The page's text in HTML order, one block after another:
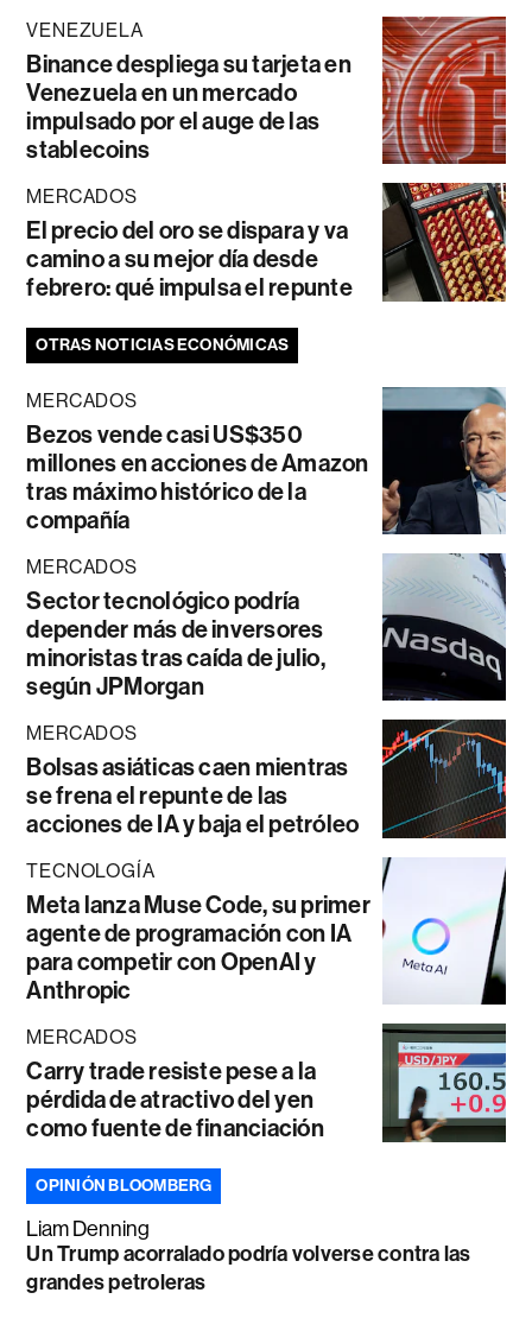
VENEZUELA
Binance despliega su tarjeta en
Venezuela en un mercado
impulsado por el auge de las
stablecoins
MERCADOS
El precio del oro se dispara y va
camino a su mejor día desde
febrero: qué impulsa el repunte
OTRAS NOTICIAS ECONÓMICAS
MERCADOS
Bezos vende casi US$350
millones en acciones de Amazon
tras máximo histórico de la
compañía
MERCADOS
Sector tecnológico podría
depender más de inversores
minoristas tras caída de julio,
según JPMorgan
MERCADOS
Bolsas asiáticas caen mientras
se frena el repunte de las
acciones de IA y baja el petróleo
TECNOLOGÍA
Meta lanza Muse Code, su primer
agente de programación con IA
para competir con OpenAI y
Anthropic
MERCADOS
Carry trade resiste pese a la
pérdida de atractivo del yen
como fuente de financiación
OPINIÓN BLOOMBERG
Liam Denning
Un Trump acorralado podría volverse contra las
grandes petroleras